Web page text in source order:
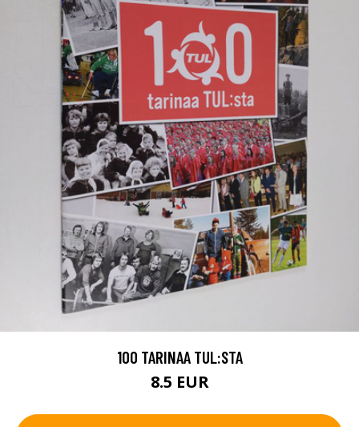
100 TARINAA TUL:STA
8.5 EUR